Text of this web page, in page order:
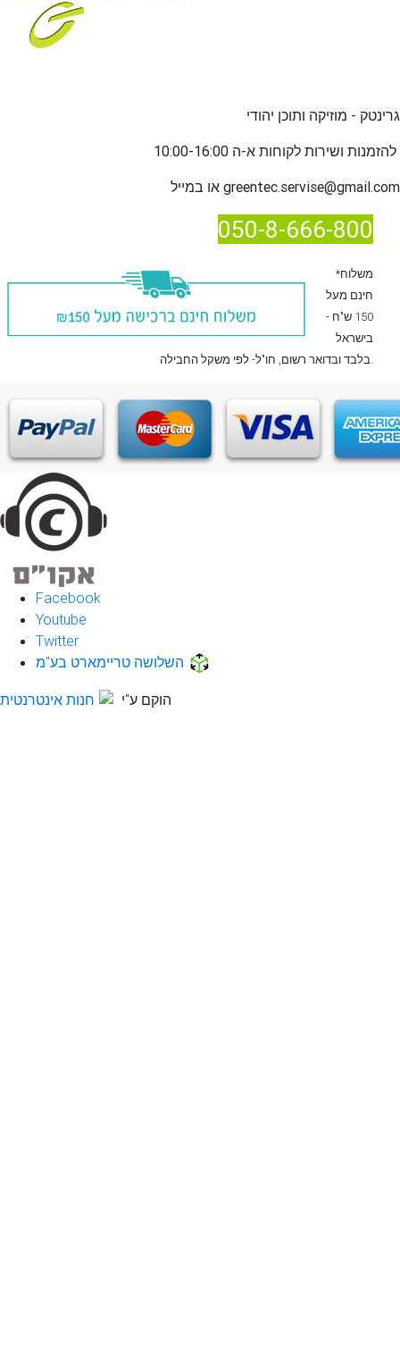
גרינטק - מוזיקה ותוכן יהודי
להזמנות ו
greentec.servise@gmail.com
050-8-666-800
*משלוח
חינם מעל
150 ש"ח -
בישראל
בלבדובדואר רשום , חו"ל- לפי משקל החבילה.
Facebook
Youtube
Twitter
השלושה טריימארט בע"מ
הוקם ע"י חנות אינטרנטית